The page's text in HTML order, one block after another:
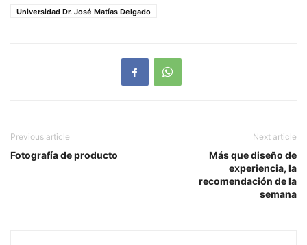
Universidad Dr. José Matías Delgado
Previous article
Fotografía de producto
Next article
Más que diseño de
experiencia, la
recomendación de la
semana